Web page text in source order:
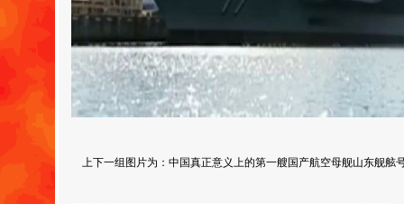
上下一组图片为：中国真正意义上的第一艘国产航空母舰山东舰舷